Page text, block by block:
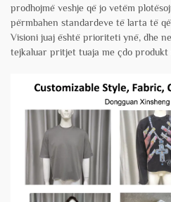
prodhojmë veshje që jo vetëm
përmbahen standardeve të larta të
Visioni juaj është prioriteti ynë, dhe
tejkaluar pritjet tuaja me çdo produkt